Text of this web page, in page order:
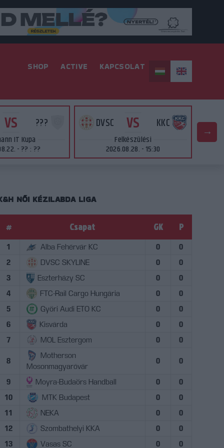
SHOP ACTIVE KAPCSOLAT
VS ???
IT Kupa
- ?? : ??
DVSC VS KKC
Felkészülési
2026.08.28. - 15:30
NŐI KÉZILABDA LIGA
# Csapat GK P
1 Alba Fehérvár KC 0
0
2
DVSC SKYLINE 0
0
3
Eszterházy SC 0
0
4
FTC-Rail Cargo Hungária 0
0
5
Győri Audi ETO KC 0
0
6
Kisvárda 0
0
7
MOL Esztergom 0 0
8
Motherson
Mosonmagyaróvár
0 0
9 Moyra-Budaörs Handball 0
0
10
MTK Budapest 0
0
11
NEKA 0
0
12
Szombathelyi KKA 0
0
13
Vasas SC 0
0